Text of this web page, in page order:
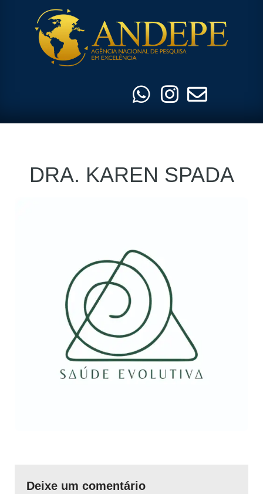
DRA. KAREN SPADA
Deixe um comentário